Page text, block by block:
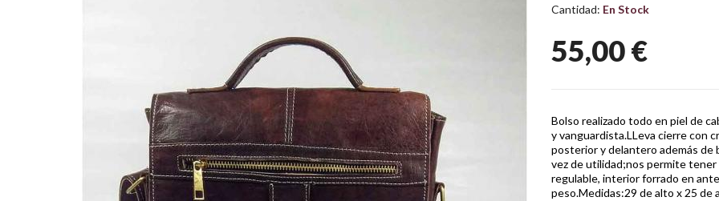
Cantidad: En Stock
55,00 €
Bolso realizado todo en piel de
y vanguardista.LLeva cierre con
posterior y delantero además de
vez de utilidad;nos permite tener
regulable, interior forrado en
peso.Medidas:29 de alto x 25 de